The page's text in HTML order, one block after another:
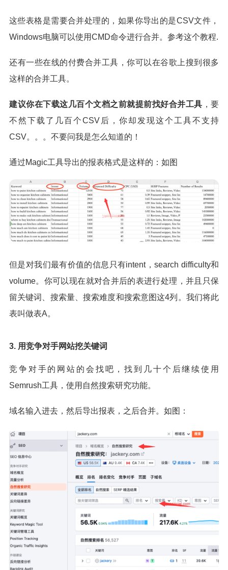
这些表格是需要合并处理的，如果你导出的是CSV文件，
Windows电脑可以使用CMD命令进行合并。参考这个教程.
还有一些在线的付费合并工具，你可以在谷歌上搜到很多
这样的合并工具。
建议你在下载这几百个文档之前就提前找好合并工具 ，要
不然下载了几百个CSV后，你却发现这个工具不支持
CSV。。。不要问我是怎么知道的！
通过Magic工具导出的报表格式是这样的：如图
但是对我们最有价值的信息只有intent，search difficulty和
volume。你可以现在就对合并后的表进行处理，并且只保
留关键词、搜索量、搜索难度和搜索意图这4列。我们将此
表叫做表A。
3. 用竞争对手网站挖关键词
竞争对手的网站的会找吧，找到几十个后继续使用
Semrush工具，使用自然搜索研究功能。
域名输入进去，然后导出报表，之后合并。如图：